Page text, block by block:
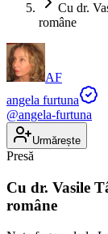
Cu dr.
române
AF
angela furtuna
@angela-furtuna
Urmărește
Presă
Cu dr. Vasile
române